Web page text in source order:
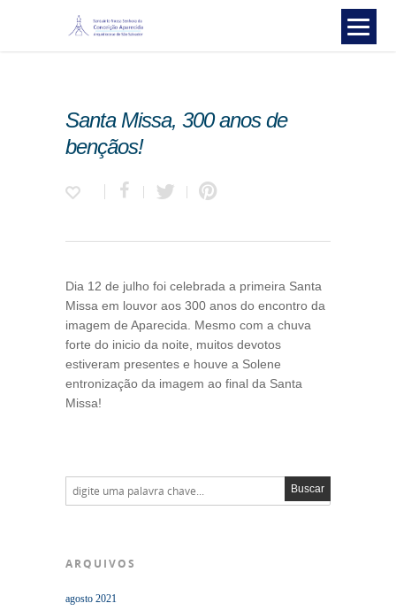
Santa Missa, 300 anos de
bençãos!
Dia 12 de julho foi celebrada a primeira Santa
Missa em louvor aos 300 anos do encontro da
imagem de Aparecida. Mesmo com a chuva
forte do inicio da noite, muitos devotos
estiveram presentes e houve a Solene
entronização da imagem ao final da Santa
Missa!
ARQUIVOS
agosto 2021